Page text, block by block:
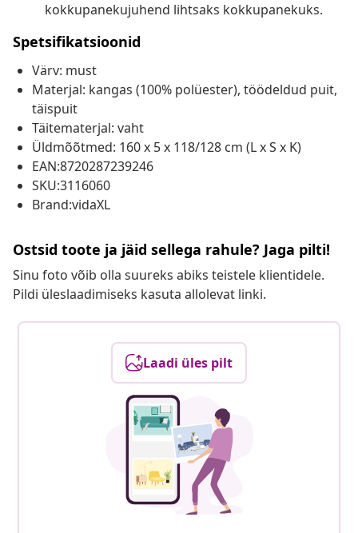
kokkupanekujuhend lihtsaks kokkupanekuks.
Spetsifikatsioonid
Värv: must
Materjal: kangas (100% polüester), töödeldud puit,
täispuit
Täitematerjal: vaht
Üldmõõtmed: 160 x 5 x 118/128 cm (L x S x K)
EAN:8720287239246
SKU:3116060
Brand:vidaXL
Ostsid toote ja jäid sellega rahule? Jaga pilti!
Sinu foto võib olla suureks abiks teistele klientidele.
Pildi üleslaadimiseks kasuta allolevat linki.
Laadi üles pilt